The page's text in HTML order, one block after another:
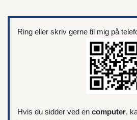
Ring eller skriv gerne til mig på
Hvis du sidder ved en computer,